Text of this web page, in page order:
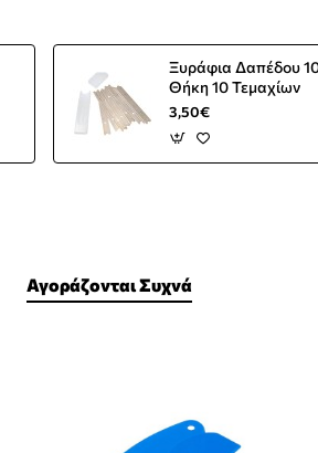
Ξυράφια Δαπέδου
Θήκη 10 Τεμαχίων
3,50€
Αγοράζονται Συχνά